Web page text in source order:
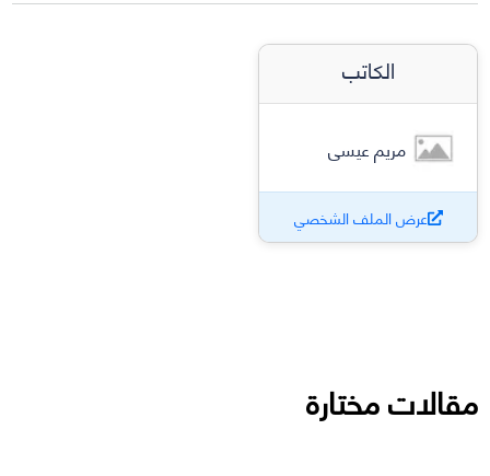
الكاتب
مريم عيسى
عرض الملف الشخصي
مقالات مختارة